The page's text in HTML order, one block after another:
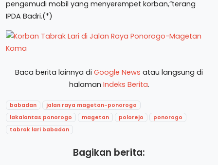
pengemudi mobil yang menyerempet korban,”terang
IPDA Badri.(*)
Baca berita lainnya di Google News atau langsung di
halaman Indeks Berita.
babadan
jalan raya magetan-ponorogo
lakalantas ponorogo
magetan polorejo
ponorogo
tabrak lari babadan
Bagikan berita: